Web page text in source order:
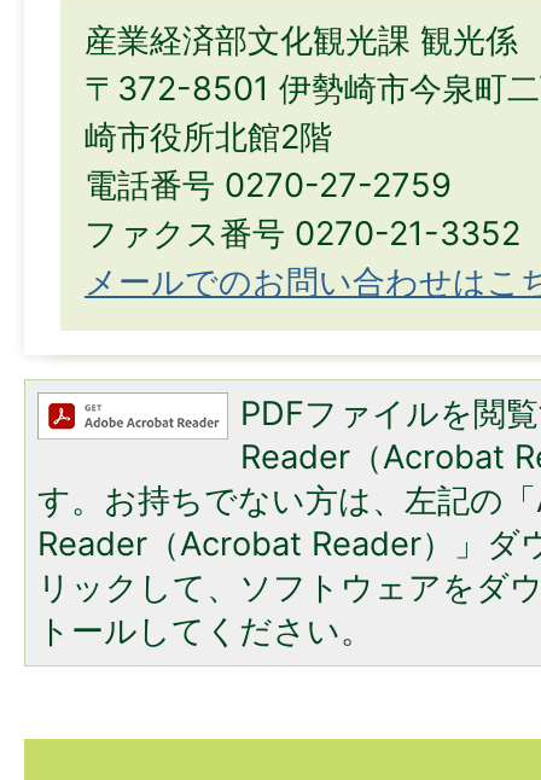
産業経済部文化観光課 観光係
〒372-8501 伊勢崎市今泉町
崎市役所北館2階
電話番号 0270-27-2759
ファクス番号 0270-21-3352
メールでのお問い合わせはこ
PDFファイルを閲
Reader（Acrobat
す。お持ちでない方は、左記の
Reader（Acrobat Reader）」ダ
リックして、ソフトウェアをダ
トールしてください。